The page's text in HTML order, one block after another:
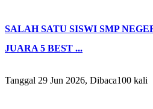
SALAH SATU SISWI SMP
JUARA 5 BEST ...
Tanggal 29 Jun 2026, Dibaca100 kali